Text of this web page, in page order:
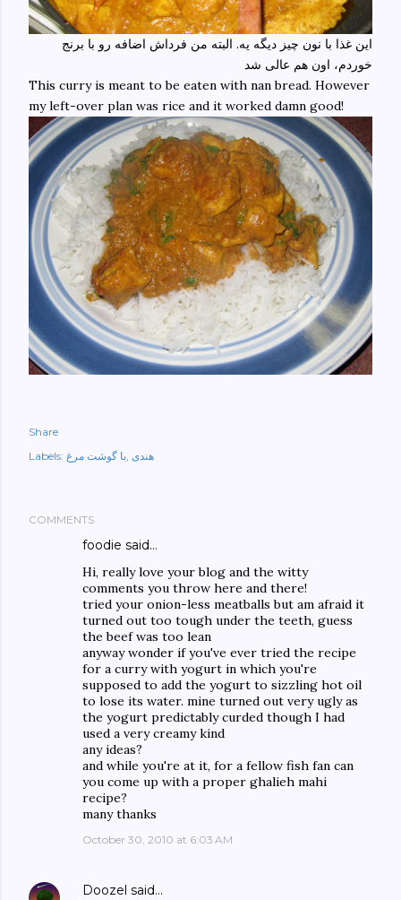
خوردم، اون هم عالی شد
This curry is meant to be eaten with nan bread. However
my left-over plan was rice and it worked damn good!
Share
Labels: با گوشت مرغ هندی
COMMENTS
foodie said…
Hi, really love your blog and the witty
comments you throw here and there!
tried your onion-less meatballs but am afraid it
turned out too tough under the teeth, guess
the beef was too lean
anyway wonder if you've ever tried the recipe
for a curry with yogurt in which you're
supposed to add the yogurt to sizzling hot oil
to lose its water. mine turned out very ugly as
the yogurt predictably curded though I had
used a very creamy kind
any ideas?
and while you're at it, for a fellow fish fan can
you come up with a proper ghalieh mahi
recipe?
many thanks
October 30, 2010 at 6:03 AM
Doozel said…